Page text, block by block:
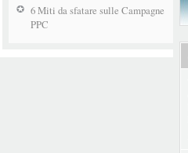
6 Miti da sfatare sulle Campagne
PPC